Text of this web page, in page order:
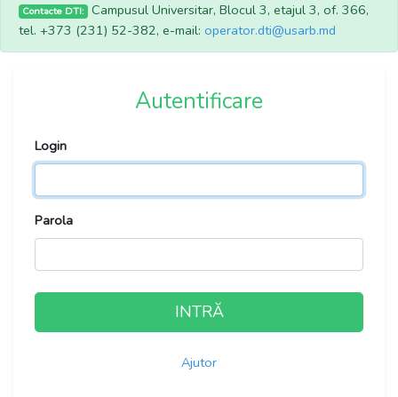
Contacte DTI: Campusul Universitar, Blocul 3, etajul 3, of. 366,
tel. +373 (231) 52-382, e-mail: operator.dti@usarb.md
Autentificare
Login
Parola
INTRĂ
Ajutor